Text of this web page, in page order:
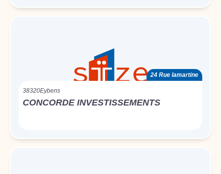
24 Rue lamartine
38320Eybens
CONCORDE INVESTISSEMENTS